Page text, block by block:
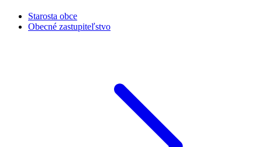
Starosta obce
Obecné zastupiteľstvo